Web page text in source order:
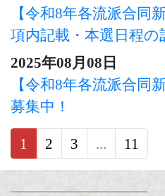
【令和8年各流派合同
項内記載・本選日程
2025年08月08日
【令和8年各流派合同
募集中！
1 (current)
2 3 ... 11